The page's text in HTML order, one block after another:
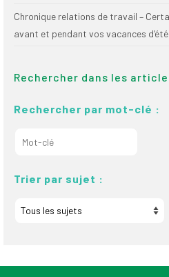
Chronique relations de travail –
avant et pendant vos vacances d’été
Rechercher dans les
Rechercher par mot-clé :
Trier par sujet :